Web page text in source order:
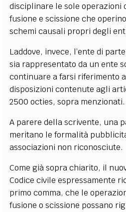
disciplinare le sole operazioni
fusione e scissione che
schemi causali propri degli
Laddove, invece, l’ente di
sia rappresentato da un ente
continuare a farsi riferimento
disposizioni contenute agli
2500 octies, sopra menzionati.
A parere della scrivente, una
meritano le formalità
associazioni non riconosciute.
Come già sopra chiarito, il
Codice civile espressamente
primo comma, che le
fusione o scissione possano